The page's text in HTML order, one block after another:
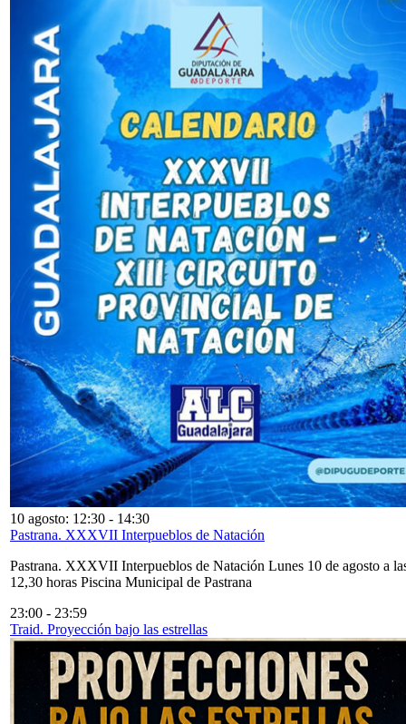
10 agosto: 12:30 - 14:30
Pastrana. XXXVII Interpueblos de Natación
Pastrana. XXXVII Interpueblos de Natación Lunes 10 de agosto a
12,30 horas Piscina Municipal de Pastrana
23:00 - 23:59
Traid. Proyección bajo las estrellas